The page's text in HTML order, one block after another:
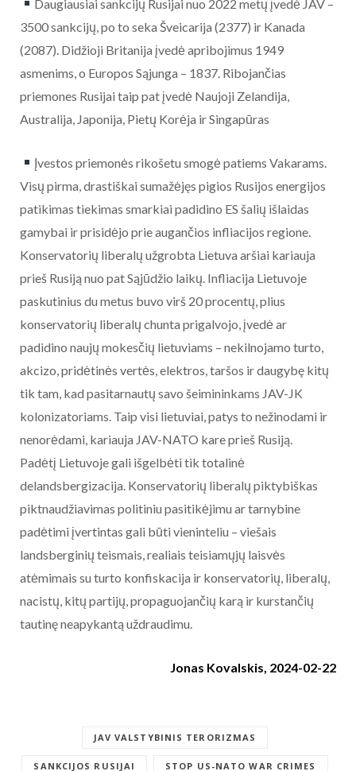
Daugiausiai sankcijų Rusijai nuo 2022 metų įvedė JAV –
3500 sankcijų, po to seka Šveicarija (2377) ir Kanada
(2087). Didžioji Britanija įvedė apribojimus 1949
asmenims, o Europos Sąjunga – 1837. Ribojančias
priemones Rusijai taip pat įvedė Naujoji Zelandija,
Australija, Japonija, Pietų Korėja ir Singapūras
Įvestos priemonės rikošetu smogė patiems Vakarams.
Visų pirma, drastiškai sumažėjęs pigios Rusijos energijos
patikimas tiekimas smarkiai padidino ES šalių išlaidas
gamybai ir prisidėjo prie augančios infliacijos regione.
Konservatorių liberalų užgrobta Lietuva aršiai kariauja
prieš Rusiją nuo pat Sąjūdžio laikų. Infliacija Lietuvoje
paskutinius du metus buvo virš 20 procentų, plius
konservatorių liberalų chunta prigalvojo, įvedė ar
padidino naujų mokesčių lietuviams – nekilnojamo turto,
akcizo, pridėtinės vertės, elektros, taršos ir daugybę kitų
tik tam, kad pasitarnautų savo šeimininkams JAV-JK
kolonizatoriams. Taip visi lietuviai, patys to nežinodami ir
nenorėdami, kariauja JAV-NATO kare prieš Rusiją.
Padėtį Lietuvoje gali išgelbėti tik totalinė
delandsbergizacija. Konservatorių liberalų piktybiškas
piktnaudžiavimas politiniu pasitikėjimu ar tarnybine
padėtimi įvertintas gali būti vieninteliu – viešais
landsberginių teismais, realiais teisiamųjų laisvės
atėmimais su turto konfiskacija ir konservatorių, liberalų,
nacistų, kitų partijų, propaguojančių karą ir kurstančių
tautinę neapykantą uždraudimu.
Jonas Kovalskis, 2024-02-22
JAV VALSTYBINIS TERORIZMAS
SANKCIJOS RUSIJAI STOP US-NATO WAR CRIMES